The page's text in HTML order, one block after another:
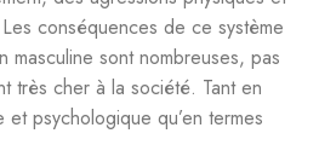
conséquences de ce système
masculine sont nombreuses, pas
très cher à la société. Tant en
psychologique qu’en termes